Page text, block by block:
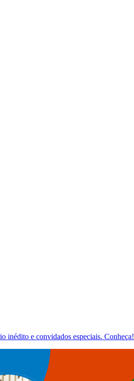
inédito e convidados especiais. Conheça!